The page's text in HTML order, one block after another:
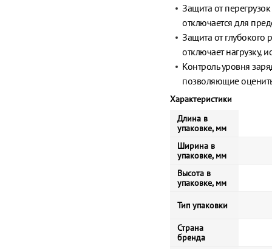
Защита от
отключается для
Защита от глубокого
отключает нагрузку,
Контроль уровня
позволяющие
Характеристики
Длина в
упаковке, мм
Ширина в
упаковке, мм
Высота в
упаковке, мм
Тип упаковки
Страна
бренда